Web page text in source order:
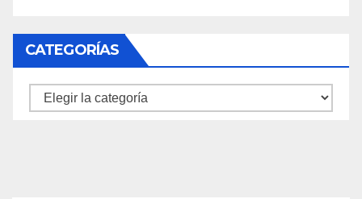
CATEGORÍAS
Categorías